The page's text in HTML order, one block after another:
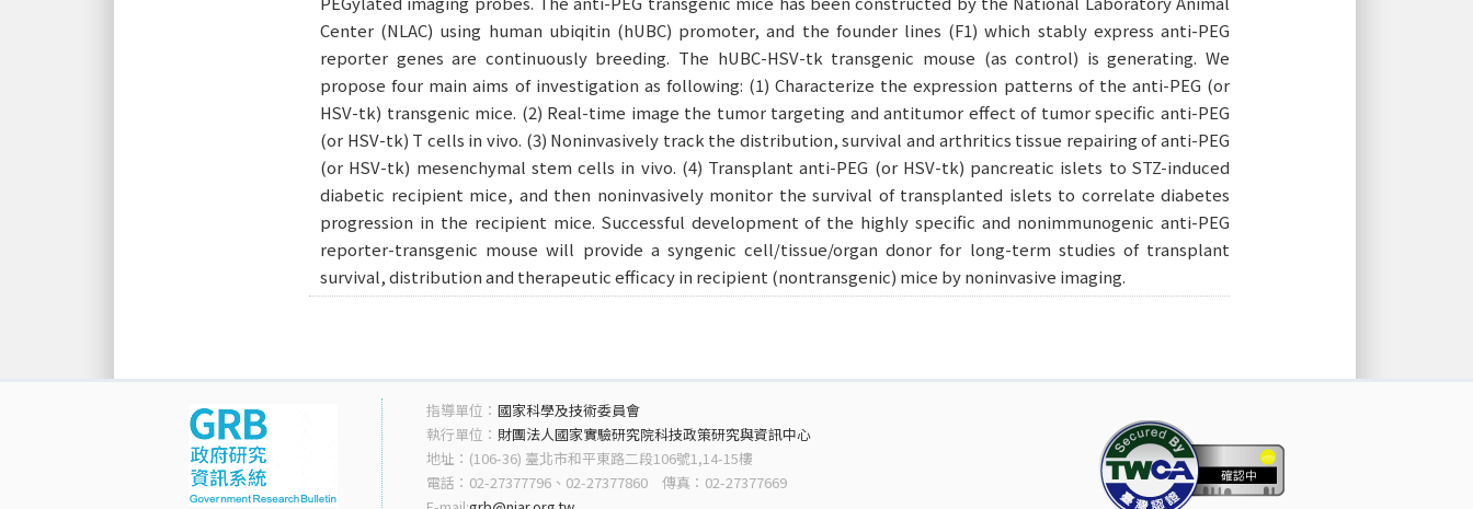
Center (NLAC) using human ubiqitin (hUBC) promoter, and the founder lines (F1) which stably express anti-PEG
reporter genes are continuously breeding. The hUBC-HSV-tk transgenic mouse (as control) is generating. We
propose four main aims of investigation as following: (1) Characterize the expression patterns of the anti-PEG (or
HSV-tk) transgenic mice. (2) Real-time image the tumor targeting and antitumor effect of tumor specific anti-PEG
(or HSV-tk) T cells in vivo. (3) Noninvasively track the distribution, survival and arthritics tissue repairing of anti-PEG
(or HSV-tk) mesenchymal stem cells in vivo. (4) Transplant anti-PEG (or HSV-tk) pancreatic islets to STZ-induced
diabetic recipient mice, and then noninvasively monitor the survival of transplanted islets to correlate diabetes
progression in the recipient mice. Successful development of the highly specific and nonimmunogenic anti-PEG
reporter-transgenic mouse will provide a syngenic cell/tissue/organ donor for long-term studies of transplant
survival, distribution and therapeutic efficacy in recipient (nontransgenic) mice by noninvasive imaging.
指導單位： 國家科學及技術委員會
執行單位： 財團法人國家實驗研究院科技政策研究與資訊中心
地址：(106-36) 臺北市和平東路二段106號1,14-15樓
電話：02-27377796、02-27377860 傳真：02-27377669